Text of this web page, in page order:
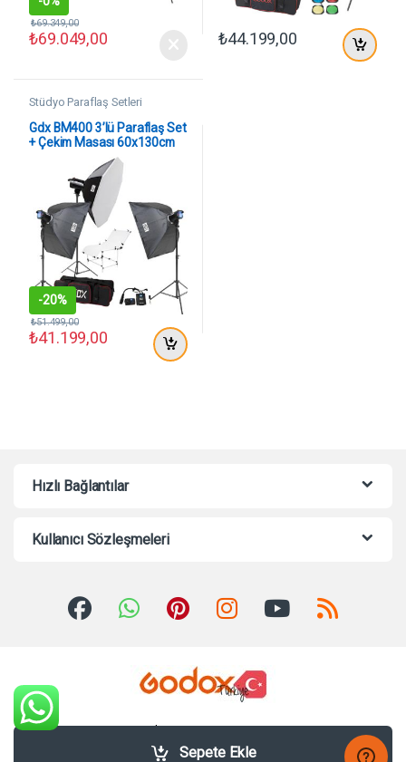
Sepete Ekle
₺69.049,00
₺69.349,00
₺44.199,00
Stüdyo Paraflaş Setleri
Gdx BM400 3’lü Paraflaş Set
+ Çekim Masası 60x130cm
-20%
₺41.199,00
₺51.499,00
Hızlı Bağlantılar
Kullanıcı Sözleşmeleri
Sorularınız mı var? Bize 7/24
Whatsappdan Yazabilirsiniz!